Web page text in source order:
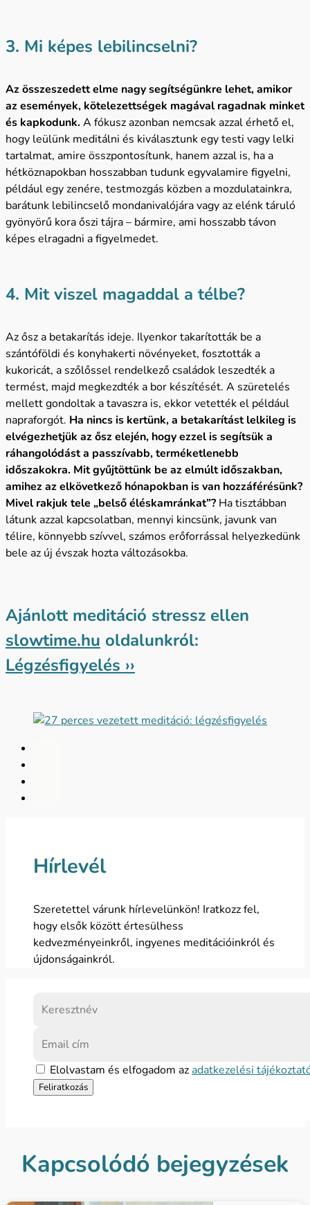
3. Mi képes lebilincselni?
Az összeszedett elme nagy segítségünkre lehet, amikor
az események, kötelezettségek magával ragadnak minket
és kapkodunk.A fókusz azonban nemcsak azzal érhető el,
hogy leülünk meditálni és kiválasztunk egy testi vagy lelki
tartalmat, amire összpontosítunk, hanem azzal is, ha a
hétköznapokban hosszabban tudunk egyvalamire figyelni,
például egy zenére, testmozgás közben a mozdulatainkra,
barátunk lebilincselő mondanivalójára vagy az elénk táruló
gyönyörű kora őszi tájra – bármire, ami hosszabb távon
képes elragadni a figyelmedet.
4. Mit viszel magaddal a télbe?
Az ősz a betakarítás ideje. Ilyenkor takarították be a
szántóföldi és konyhakerti növényeket, fosztották a
kukoricát, a szőlőssel rendelkező családok leszedték a
termést, majd megkezdték a bor készítését. A szüretelés
mellett gondoltak a tavaszra is, ekkor vetették el például
napraforgót. Ha nincs is kertünk, a betakarítást lelkileg is
elvégezhetjük az ősz elején, hogy ezzel is segítsük a
ráhangolódást a passzívabb, terméketlenebb
időszakokra. Mit gyűjtöttünk be az elmúlt időszakban,
amihez az elkövetkező hónapokban is van hozzáférésünk?
Mivel rakjuk tele „belső éléskamránkat”? Ha tisztábban
látunk azzal kapcsolatban, mennyi kincsünk, javunk van
télire, könnyebb szívvel, számos erőforrással helyezkedünk
bele az új évszak hozta változásokba.
Ajánlott meditáció stressz ellen
slowtime.hu oldalunkról:
Légzésfigyelés ››
Hírlevél
Szeretettel várunk hírlevelünkön! Iratkozz fel,
hogy elsők között értesülhess
kedvezményeinkről, ingyenes meditációinkról és
újdonságainkról.
Elolvastam és elfogadom az adatkezelési
Kapcsolódó bejegyzések